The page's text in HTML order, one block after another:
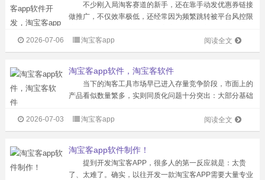
不少刚入局淘客赛道的新手，还在靠手动发优惠券链接
做推广，不仅效率极低，还经常因为频繁跳转被平台风控限
主流电商平台的隐藏优惠链路，一边帮用户用更低的成本买
到高性价比商品，一边让运营者拿...
阅读全文
2026-07-06 淘宝客app
淘宝客app软件，淘宝客软件
当下的淘客工具市场早已进入存量竞争阶段，市面上的
产品看似数量繁多，实则同质化问题十分突出：大部分基础
定价却从几百元到几十万元参差不齐，很多刚入行的从业者
很容易被低价噱头吸引，稀里糊涂就...
阅读全文
2026-07-03 淘宝客app
淘宝客app软件制作！
提到开发淘宝客APP，很多人的第一反应就是：太贵
了、太难了。确实，以往开发一款淘宝客APP需要大量专业